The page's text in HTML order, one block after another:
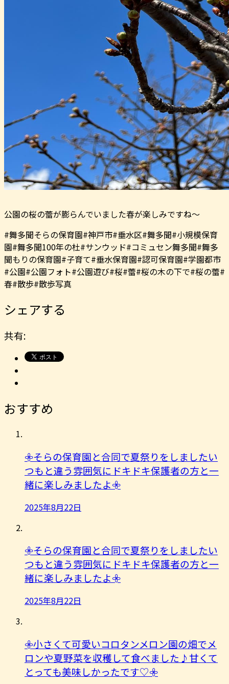
公園の桜の蕾が膨らんでいました春が楽しみですね〜
#舞多聞そらの保育園#神戸市#垂水区#舞多聞#小規模保育
園#舞多聞100年の杜#サンウッド#コミュセン舞多聞#舞多
聞もりの保育園#子育て#垂水保育園#認可保育園#学園都市
#公園#公園フォト#公園遊び#桜#蕾#桜の木の下で#桜の蕾#
春#散歩#散歩写真
シェアする
共有:
おすすめ
𖧷そらの保育園と合同で夏祭りをしましたい
つもと違う雰囲気にドキドキ保護者の方と一
緒に楽しみましたよ︎𖧷
2025年8月22日
𖧷そらの保育園と合同で夏祭りをしましたい
つもと違う雰囲気にドキドキ保護者の方と一
緒に楽しみましたよ︎𖧷
2025年8月22日
𖧷小さくて可愛いコロタンメロン園の畑でメ
ロンや夏野菜を収穫して食べました♪甘くて
とっても美味しかったです♡𖧷